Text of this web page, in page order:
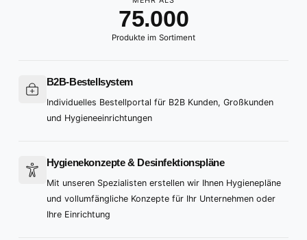
7
8
5
6
8
9
.0
1
4
6
7
8
0
1
4
6
7
8
0
1
4
6
7
8
Produkte im Sortiment
B2B-Bestellsystem
Individuelles Bestellportal für B2B Kunden, Großkunden
und Hygieneeinrichtungen
Hygienekonzepte & Desinfektionspläne
Mit unseren Spezialisten erstellen wir Ihnen Hygienepläne
und vollumfängliche Konzepte für Ihr Unternehmen oder
Ihre Einrichtung